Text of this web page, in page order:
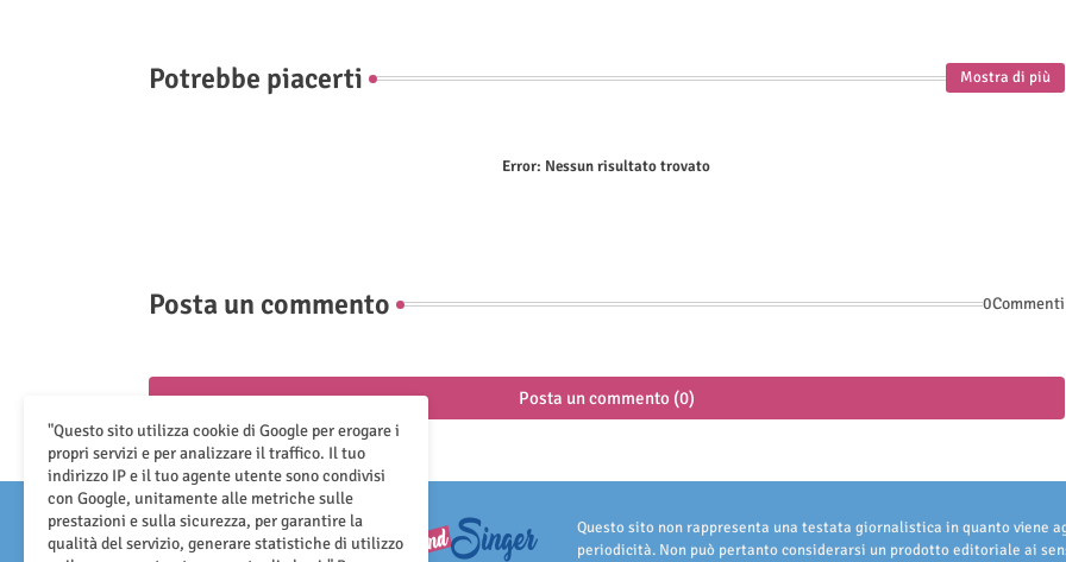
Potrebbe piacerti Mostra di più
Error: Nessun risultato trovato
Posta un commento 0Commenti
Posta un commento (0)
Questo sito non rappresenta una testata giornalistica in quanto viene
periodicità. Non può pertanto considerarsi un prodotto editoriale ai
"Questo sito utilizza cookie di Google per erogare i
propri servizi e per analizzare il traffico. Il tuo
indirizzo IP e il tuo agente utente sono condivisi
con Google, unitamente alle metriche sulle
prestazioni e sulla sicurezza, per garantire la
qualità del servizio, generare statistiche di utilizzo